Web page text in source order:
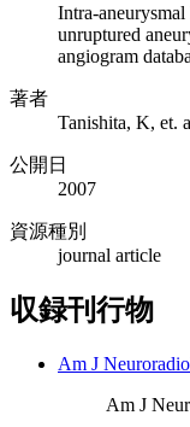
Intra-
unruptured
angiogram
著者
Tanishita, K, et.
公開日
2007
資源種別
journal article
収録刊行物
Am J
Am J